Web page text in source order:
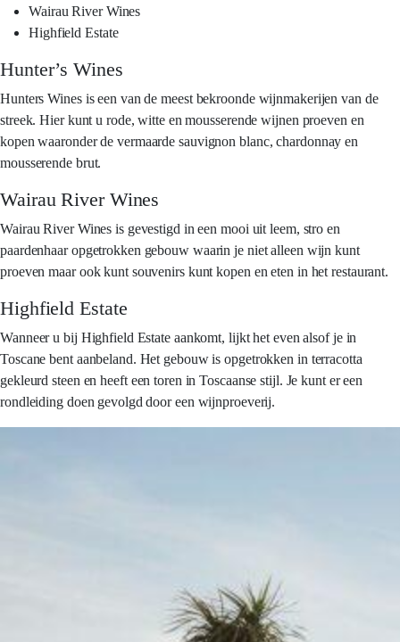
Wairau River Wines
Highfield Estate
Hunter’s Wines
Hunters Wines is een van de meest bekroonde wijnmakerijen van de
streek. Hier kunt u rode, witte en mousserende wijnen proeven en
kopen waaronder de vermaarde sauvignon blanc, chardonnay en
mousserende brut.
Wairau River Wines
Wairau River Wines is gevestigd in een mooi uit leem, stro en
paardenhaar opgetrokken gebouw waarin je niet alleen wijn kunt
proeven maar ook kunt souvenirs kunt kopen en eten in het restaurant.
Highfield Estate
Wanneer u bij Highfield Estate aankomt, lijkt het even alsof je in
Toscane bent aanbeland. Het gebouw is opgetrokken in terracotta
gekleurd steen en heeft een toren in Toscaanse stijl. Je kunt er een
rondleiding doen gevolgd door een wijnproeverij.